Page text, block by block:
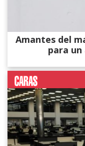
Amantes del
para